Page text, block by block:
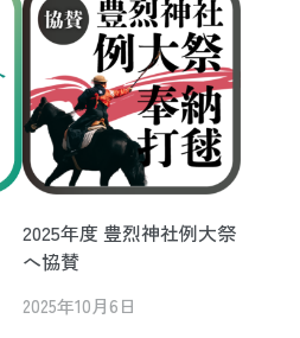
2025年度 豊烈神社例大祭
へ協賛
2025年10月6日